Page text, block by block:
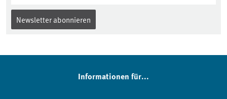
Newsletter abonnieren
Informationen für...